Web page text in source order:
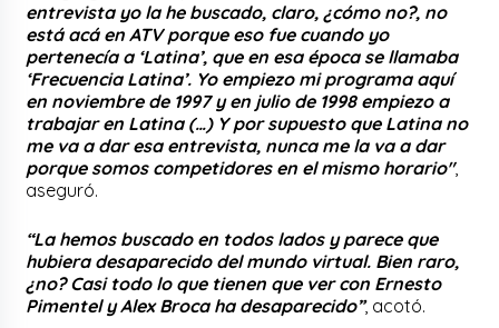
entrevista yo la he buscado, claro, ¿cómo no?, no
está acá en ATV porque eso fue cuando yo
pertenecía a ‘Latina’, que en esa época se llamaba
‘Frecuencia Latina’. Yo empiezo mi programa aquí
en noviembre de 1997 y en julio de 1998 empiezo a
trabajar en Latina (…) Y por supuesto que Latina no
me va a dar esa entrevista, nunca me la va a dar
porque somos competidores en el mismo horario″,
aseguró.
“La hemos buscado en todos lados y parece que
hubiera desaparecido del mundo virtual. Bien raro,
¿no? Casi todo lo que tienen que ver con Ernesto
Pimentel y Alex Broca ha desaparecido”, acotó.